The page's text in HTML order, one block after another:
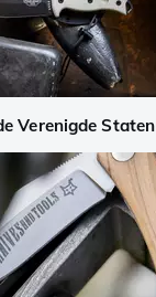
Verenigde Staten